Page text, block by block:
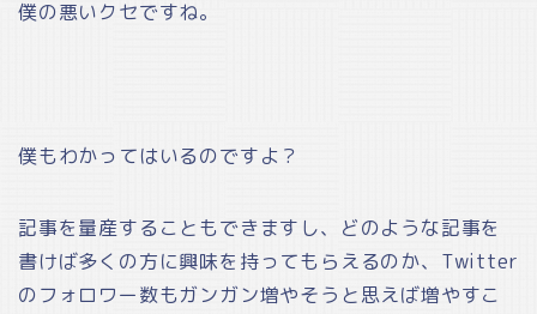
僕の悪いクセですね。
僕もわかってはいるのですよ？
記事を量産することもできますし、どのような記事を
書けば多くの方に興味を持ってもらえるのか、Twitter
のフォロワー数もガンガン増やそうと思えば増やすこ